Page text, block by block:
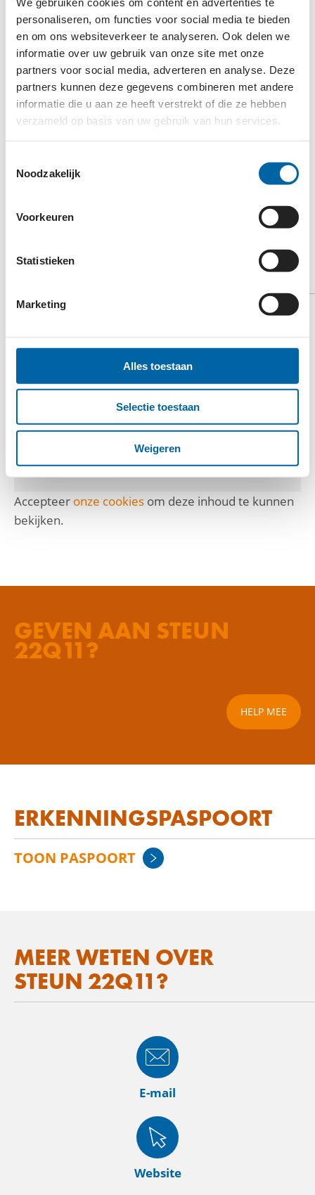
personaliseren, om functies voor social media te bieden
en om ons websiteverkeer te analyseren. Ook delen we
informatie over uw gebruik van onze site met onze
partners voor social media, adverteren en analyse. Deze
partners kunnen deze gegevens combineren met andere
informatie die u aan ze heeft verstrekt of die ze hebben
verzameld op basis van uw gebruik van hun services.
Noodzakelijk
Voorkeuren
Statistieken
Marketing
Alles toestaan
Selectie toestaan
Weigeren
sportclubs door middel van verspreiding
Campagne "Omdat sporten niet vanzelfsprekend
is" om zo nog meer bekendheid te krijgen.
Bevorderen van onderzoek. O.a. naar het
verkrijgen van meer inzicht van eventuele
verbanden tussen de enorme verscheidenheid
aan symptomen en kenmerken, het stellen van
aan ouders, verzorgers en zorgverleners naar
aanleiding van de psychische problematiek
VIDEO
Accepteer onze cookies om deze inhoud te kunnen
bekijken.
GEVEN AAN STEUN
22Q11?
HELP MEE
ERKENNINGSPASPOORT
TOON PASPOORT
MEER WETEN OVER
STEUN 22Q11?
E-mail
Website